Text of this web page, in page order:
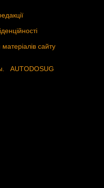
сайту
AUTODOSUG